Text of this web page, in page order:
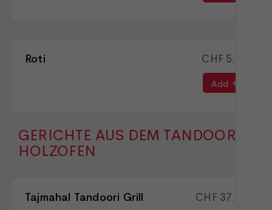
Roti CHF 5.00
Add
GERICHTE AUS DEM TANDOOR
HOLZOFEN
Tajmahal Tandoori Grill CHF37.00